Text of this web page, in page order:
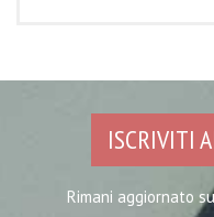
ISCRIVITI
Rimani aggiornato